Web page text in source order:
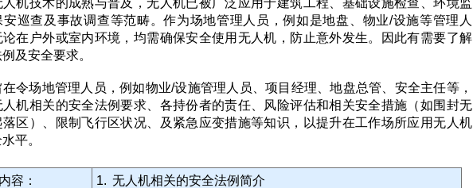
安巡查及事故调查等范畴。作为场地管理人员，例如是地盘、物业/设施等管理人
论在户外或室内环境，均需确保安全使用无人机，防止意外发生。因此有需要了解
及安全要求。
令场地管理人员，例如物业/设施管理人员、项目经理、地盘总管、安全主任等，
人机相关的安全法例要求、各持份者的责任、风险评估和相关安全措施（如围封无
落区）、限制飞行区状况、及紧急应变措施等知识，以提升在工作场所应用无人机
平。
容：
1. 无人机相关的安全法例简介